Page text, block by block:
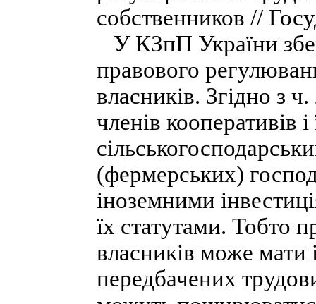
собственников //
У КЗпП України
правового
власників. Згідно з
членів кооперативів
(фермерських)
іноземними
їх статутами. Тобто
власників може мати
передбачених